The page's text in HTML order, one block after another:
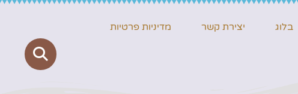
בלוג יצירת קשר מדיניות פרטיות